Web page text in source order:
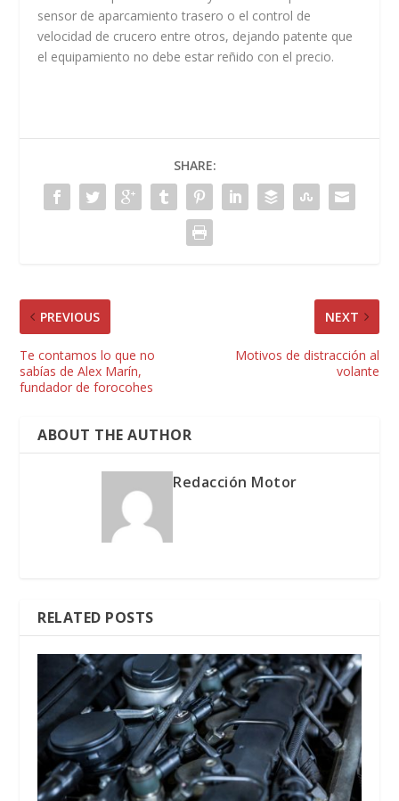
sensor de aparcamiento trasero o el control de
velocidad de crucero entre otros, dejando patente que
el equipamiento no debe estar reñido con el precio.
SHARE:
PREVIOUS
Te contamos lo que no
sabías de Alex Marín,
fundador de forocohes
NEXT
Motivos de distracción al
volante
ABOUT THE AUTHOR
Redacción Motor
RELATED POSTS